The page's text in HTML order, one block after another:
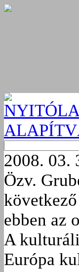
2008. 03.
Özv.
ebben az
A
Európa